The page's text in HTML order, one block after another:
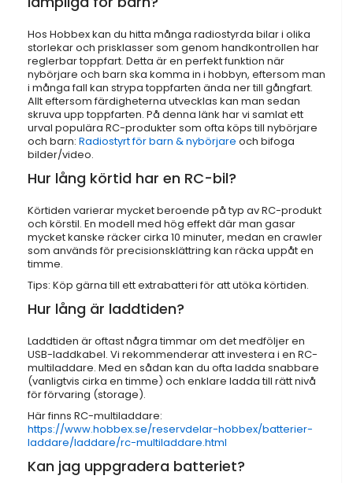
Hos Hobbex kan du hitta många radiostyrda bilar i olika
storlekar och prisklasser som genom handkontrollen har
reglerbar toppfart. Detta är en perfekt funktion när
nybörjare och barn ska komma in i hobbyn, eftersom man
i många fall kan strypa toppfarten ända ner till gångfart.
Allt eftersom färdigheterna utvecklas kan man sedan
skruva upp toppfarten. På denna länk har vi samlat ett
urval populära RC-produkter som ofta köps till nybörjare
och barn: Radiostyrt för barn & nybörjare och bifoga
bilder/video.
Hur lång körtid har en RC-bil?
Körtiden varierar mycket beroende på typ av RC-produkt
och körstil. En modell med hög effekt där man gasar
mycket kanske räcker cirka 10 minuter, medan en crawler
som används för precisionsklättring kan räcka uppåt en
timme.
Tips: Köp gärna till ett extrabatteri för att utöka körtiden.
Hur lång är laddtiden?
Laddtiden är oftast några timmar om det medföljer en
USB-laddkabel. Vi rekommenderar att investera i en RC-
multiladdare. Med en sådan kan du ofta ladda snabbare
(vanligtvis cirka en timme) och enklare ladda till rätt nivå
för förvaring (storage).
Här finns RC-multiladdare:
https://www.hobbex.se/reservdelar-hobbex/batterier-
laddare/laddare/rc-multiladdare.html
Kan jag uppgradera batteriet?